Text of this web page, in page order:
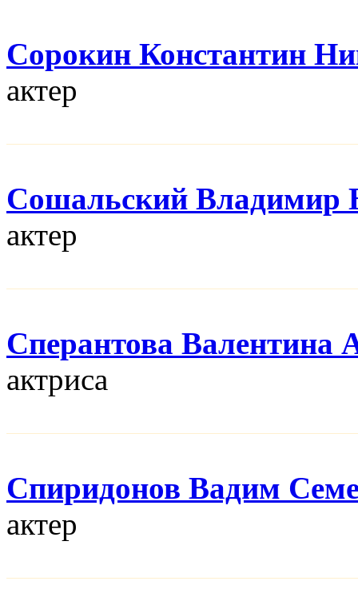
Сорокин Константин
актер
Сошальский Владимир
актер
Сперантова Валентина
актриса
Спиридонов Вадим
актер